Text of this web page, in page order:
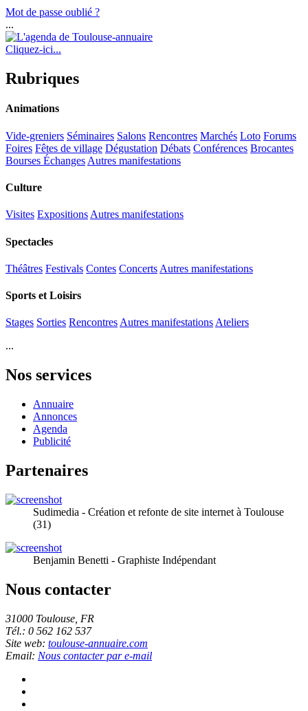
Mot de passe oublié ?
...
Cliquez-ici...
Rubriques
Animations
Vide-greniers Séminaires Salons Rencontres Marchés Loto Forums
Foires Fêtes de village Dégustation Débats Conférences Brocantes
Bourses Échanges Autres manifestations
Culture
Visites Expositions Autres manifestations
Spectacles
Théâtres Festivals Contes Concerts Autres manifestations
Sports et Loisirs
Stages Sorties Rencontres Autres manifestations Ateliers
...
Nos services
Annuaire
Annonces
Agenda
Publicité
Partenaires
Sudimedia - Création et refonte de site internet à Toulouse
(31)
Benjamin Benetti - Graphiste Indépendant
Nous contacter
31000 Toulouse, FR
Tél.: 0 562 162 537
Site web: toulouse-annuaire.com
Email: Nous contacter par e-mail